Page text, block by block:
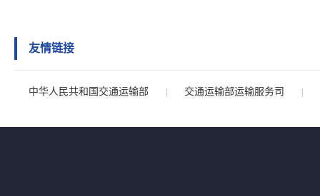
友情链接
中华人民共和国交通运输部 交通运输部运输服务司